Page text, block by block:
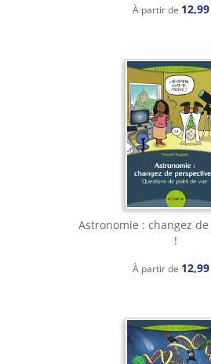
À partir de
Astronomie : changez
!
À partir de